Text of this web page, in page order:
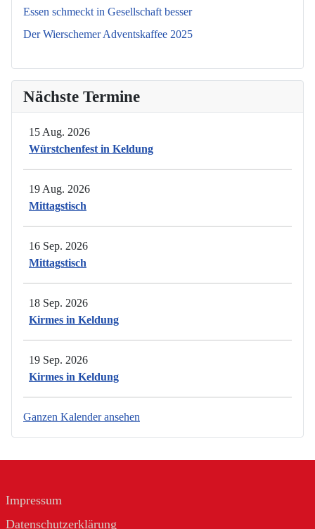
Essen schmeckt in Gesellschaft besser
Der Wierschemer Adventskaffee 2025
Nächste Termine
15 Aug. 2026
Würstchenfest in Keldung
19 Aug. 2026
Mittagstisch
16 Sep. 2026
Mittagstisch
18 Sep. 2026
Kirmes in Keldung
19 Sep. 2026
Kirmes in Keldung
Ganzen Kalender ansehen
Impressum
Datenschutzerklärung